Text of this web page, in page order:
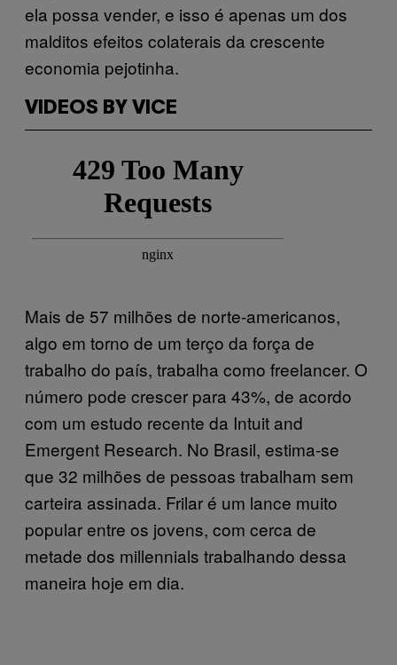
ela possa vender, e isso é apenas um dos
malditos efeitos colaterais da crescente
economia pejotinha.
VIDEOS BY VICE
Mais de 57 milhões de norte-americanos,
algo em torno de um terço da força de
trabalho do país, trabalha como freelancer. O
número pode crescer para 43%, de acordo
com um estudo recente da Intuit and
Emergent Research. No Brasil, estima-se
que 32 milhões de pessoas trabalham sem
carteira assinada. Frilar é um lance muito
popular entre os jovens, com cerca de
metade dos millennials trabalhando dessa
maneira hoje em dia.